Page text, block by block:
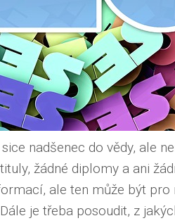
nadšenec do vědy, ale
žádné diplomy a ani
ale ten může být pro
je třeba posoudit, z